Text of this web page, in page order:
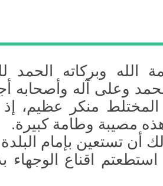
الله وبركاته الحمد
وعلى آله وأصحابه
منكر عظيم، إذ
مصيبة وطامة كبيرة.
تستعين بإمام البلدة
اقناع الوجهاء